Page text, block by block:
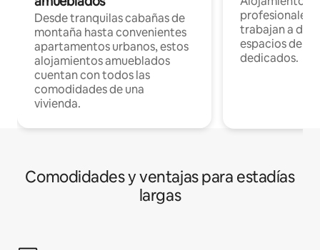
Desde tranquilas cabañas de
montaña hasta convenientes
apartamentos urbanos, estos
alojamientos amueblados
cuentan con todos las
comodidades de una
vivienda.
profesionales
trabajan a
espacios de
dedicados.
Comodidades y ventajas para estadías
largas